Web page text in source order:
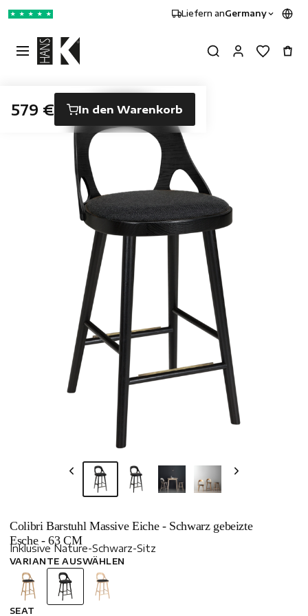
★ ★ ★ ★ ★ Liefern anGermany
Colibri Barstuhl Massive Eiche - Schwarz gebeizte
Esche - 63 CM
Inklusive Nature-Schwarz-Sitz
VARIANTE AUSWÄHLEN
SEAT
579 € In den Warenkorb